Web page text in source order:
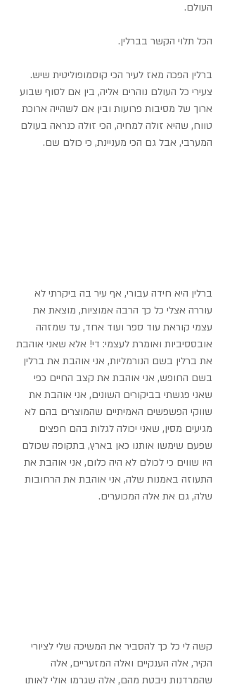
העולם.
הכל תלוי הקשר בברלין.
ברלין הפכה מאז לעיר הכי קוסמופוליטית שיש.
צעירי כל העולם נוהרים אליה, בין אם לסוף שבוע
ארוך של מסיבות פרועות ובין אם לשהייה ארוכת
טווח, שהיא זולה למחיה, הכי זולה כנראה בעולם
המערבי, אבל גם הכי מעניינת, כי כולם שם.
ברלין היא חידה עבורי, אף עיר בה ביקרתי לא
עוררה אצלי כל כך הרבה אמוציות, מוצאת את
עצמי קוראת עוד ספר ועוד אחד, עד שמזהה
אובססיביות ואומרת לעצמי: די! אלא שאני אוהבת
את ברלין בשם הנורמליות, אני אוהבת את ברלין
בשם החופש, אני אוהבת את קצב החיים כפי
שאני פגשתי בביקורים השונים, אני אוהבת את
שווקי הפשפשים האמיתיים שהמוצרים בהם לא
מגיעים מסין, שאני יכולה לגלות בהם חפצים
שפעם שימשו אותנו כאן בארץ, בתקופה שכולם
היו שווים כי לכולם לא היה כלום, אני אוהבת את
התעוזה באמנות שלה, אני אוהבת את הרחובות
שלה, גם את אלה המכוערים.
קשה לי כל כך להסביר את המשיכה שלי לציורי
הקיר, אלה הענקיים ואלה המזעריים, אלה
שהמרדנות ניבטת מהם, אלה שגרמו אולי לאותו